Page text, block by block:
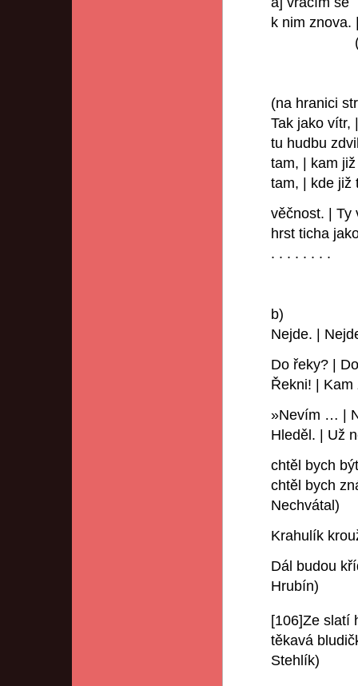
k nim znova.
(M.
(na hranici
Tak jako vítr,
tu hudbu
tam, | kam
tam, | kde již
věčnost. | Ty
hrst ticha
. . . . . . . .
b)
Nejde. |
Do řeky? |
Řekni! |
»Nevím … |
Hleděl. | Už
chtěl bych
chtěl bych
Nechvátal)
Krahulík
Dál budou
Hrubín)
[106]Ze slatí
těkavá
Stehlík)